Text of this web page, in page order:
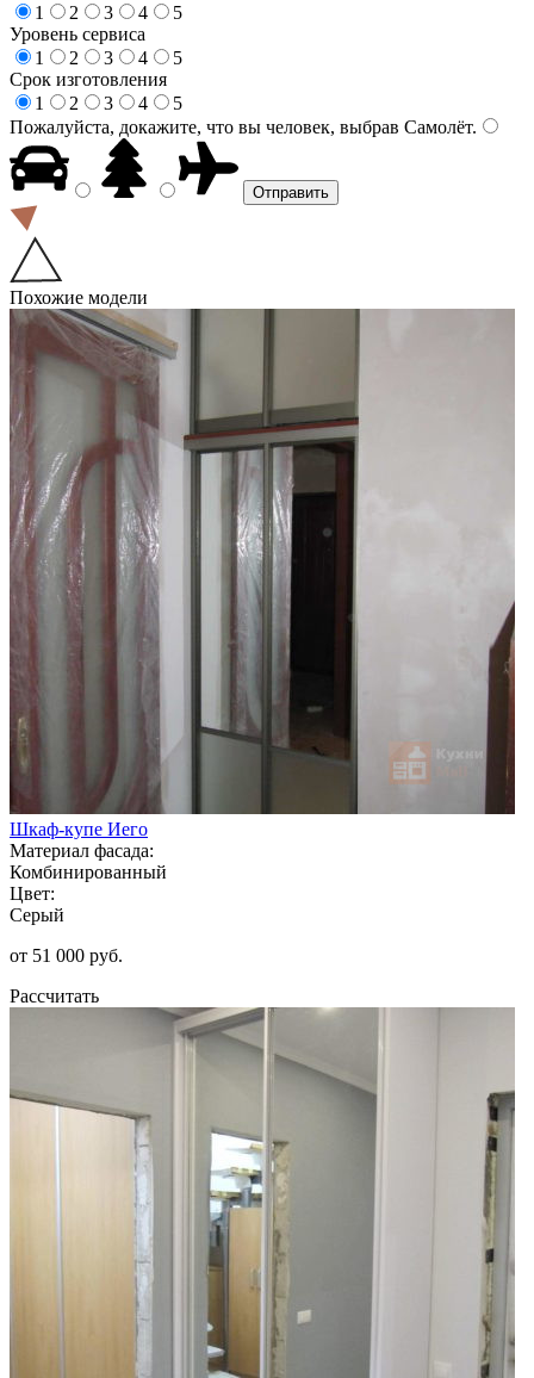
1
2 3 4
5
Уровень сервиса
1
2 3 4
5
Срок изготовления
1
2 3 4
5
Пожалуйста, докажите, что вы человек, выбрав Самолёт.
Похожие модели
Шкаф-купе Иего
Материал фасада:
Комбинированный
Цвет:
Серый
от 51 000 руб.
Рассчитать